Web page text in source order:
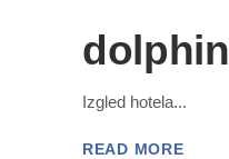
dolphin
Izgled hotela
READ MORE